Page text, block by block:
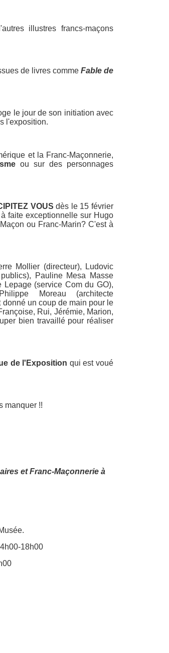
illustres francs-maçons
de livres comme Fable de
le jour de son initiation avec
l'exposition.
et la Franc-Maçonnerie,
ou sur des personnages
VOUS dès le 15 février
faite exceptionnelle sur Hugo
ou Franc-Marin? C'est à
Mollier (directeur), Ludovic
Pauline Mesa Masse
(service Com du GO),
Moreau (architecte
un coup de main pour le
Rui, Jérémie, Marion,
bien travaillé pour réaliser
de l'Exposition qui est voué
manquer !!
et Franc-Maçonnerie à
18h00